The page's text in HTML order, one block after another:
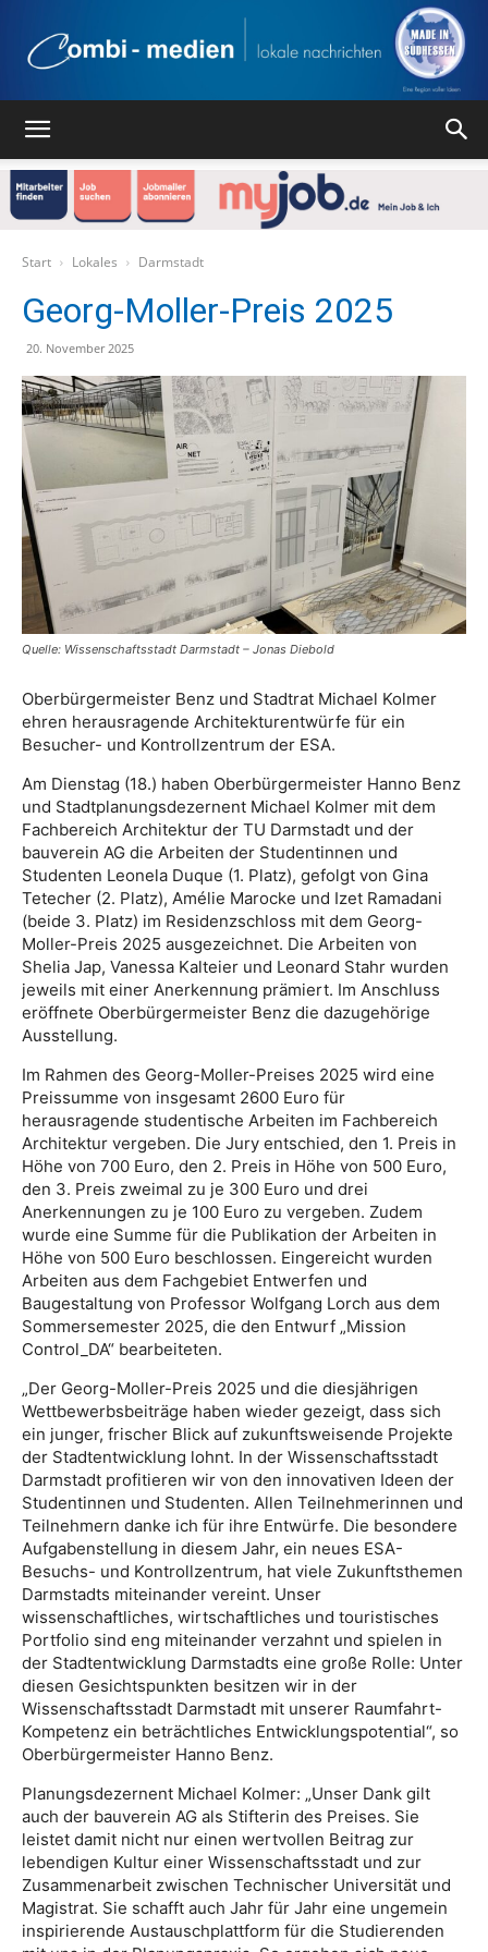
Start Lokales Darmstadt
Georg-Moller-Preis 2025
20. November 2025
Quelle: Wissenschaftsstadt Darmstadt – Jonas Diebold
Oberbürgermeister Benz und Stadtrat Michael Kolmer
ehren herausragende Architekturentwürfe für ein
Besucher- und Kontrollzentrum der ESA.
Am Dienstag (18.) haben Oberbürgermeister Hanno Benz
und Stadtplanungsdezernent Michael Kolmer mit dem
Fachbereich Architektur der TU Darmstadt und der
bauverein AG die Arbeiten der Studentinnen und
Studenten Leonela Duque (1. Platz), gefolgt von Gina
Tetecher (2. Platz), Amélie Marocke und Izet Ramadani
(beide 3. Platz) im Residenzschloss mit dem Georg-
Moller-Preis 2025 ausgezeichnet. Die Arbeiten von
Shelia Jap, Vanessa Kalteier und Leonard Stahr wurden
jeweils mit einer Anerkennung prämiert. Im Anschluss
eröffnete Oberbürgermeister Benz die dazugehörige
Ausstellung.
Im Rahmen des Georg-Moller-Preises 2025 wird eine
Preissumme von insgesamt 2600 Euro für
herausragende studentische Arbeiten im Fachbereich
Architektur vergeben. Die Jury entschied, den 1. Preis in
Höhe von 700 Euro, den 2. Preis in Höhe von 500 Euro,
den 3. Preis zweimal zu je 300 Euro und drei
Anerkennungen zu je 100 Euro zu vergeben. Zudem
wurde eine Summe für die Publikation der Arbeiten in
Höhe von 500 Euro beschlossen. Eingereicht wurden
Arbeiten aus dem Fachgebiet Entwerfen und
Baugestaltung von Professor Wolfgang Lorch aus dem
Sommersemester 2025, die den Entwurf „Mission
Control_DA“ bearbeiteten.
„Der Georg-Moller-Preis 2025 und die diesjährigen
Wettbewerbsbeiträge haben wieder gezeigt, dass sich
ein junger, frischer Blick auf zukunftsweisende Projekte
der Stadtentwicklung lohnt. In der Wissenschaftsstadt
Darmstadt profitieren wir von den innovativen Ideen der
Studentinnen und Studenten. Allen Teilnehmerinnen und
Teilnehmern danke ich für ihre Entwürfe. Die besondere
Aufgabenstellung in diesem Jahr, ein neues ESA-
Besuchs- und Kontrollzentrum, hat viele Zukunftsthemen
Darmstadts miteinander vereint. Unser
wissenschaftliches, wirtschaftliches und touristisches
Portfolio sind eng miteinander verzahnt und spielen in
der Stadtentwicklung Darmstadts eine große Rolle: Unter
diesen Gesichtspunkten besitzen wir in der
Wissenschaftsstadt Darmstadt mit unserer Raumfahrt-
Kompetenz ein beträchtliches Entwicklungspotential“, so
Oberbürgermeister Hanno Benz.
Planungsdezernent Michael Kolmer: „Unser Dank gilt
auch der bauverein AG als Stifterin des Preises. Sie
leistet damit nicht nur einen wertvollen Beitrag zur
lebendigen Kultur einer Wissenschaftsstadt und zur
Zusammenarbeit zwischen Technischer Universität und
Magistrat. Sie schafft auch Jahr für Jahr eine ungemein
inspirierende Austauschplattform für die Studierenden